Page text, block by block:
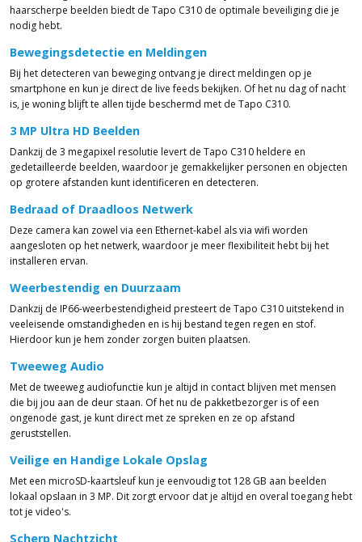
haarscherpe beelden biedt de Tapo C310 de optimale beveiliging die je
nodig hebt.
Bewegingsdetectie en Meldingen
Bij het detecteren van beweging ontvang je direct meldingen op je
smartphone en kun je direct de live feeds bekijken. Of het nu dag of nacht
is, je woning blijft te allen tijde beschermd met de Tapo C310.
3 MP Ultra HD Beelden
Dankzij de 3 megapixel resolutie levert de Tapo C310 heldere en
gedetailleerde beelden, waardoor je gemakkelijker personen en objecten
op grotere afstanden kunt identificeren en detecteren.
Bedraad of Draadloos Netwerk
Deze camera kan zowel via een Ethernet-kabel als via wifi worden
aangesloten op het netwerk, waardoor je meer flexibiliteit hebt bij het
installeren ervan.
Weerbestendig en Duurzaam
Dankzij de IP66-weerbestendigheid presteert de Tapo C310 uitstekend in
veeleisende omstandigheden en is hij bestand tegen regen en stof.
Hierdoor kun je hem zonder zorgen buiten plaatsen.
Tweeweg Audio
Met de tweeweg audiofunctie kun je altijd in contact blijven met mensen
die bij jou aan de deur staan. Of het nu de pakketbezorger is of een
ongenode gast, je kunt direct met ze spreken en ze op afstand
geruststellen.
Veilige en Handige Lokale Opslag
Met een microSD-kaartsleuf kun je eenvoudig tot 128 GB aan beelden
lokaal opslaan in 3 MP. Dit zorgt ervoor dat je altijd en overal toegang hebt
tot je video's.
Scherp Nachtzicht